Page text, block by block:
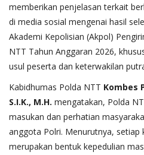
memberikan penjelasan terkait
di media sosial mengenai hasil
Akademi Kepolisian (Akpol)
NTT Tahun Anggaran 2026,
usul peserta dan keterwakilan
Kabidhumas Polda NTT Kombes
S.I.K., M.H. mengatakan, Polda
masukan dan perhatian
anggota Polri. Menurutnya, setiap
merupakan bentuk kepedulian